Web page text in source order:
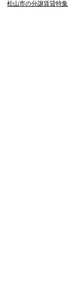
松山市の分譲賃貸特集